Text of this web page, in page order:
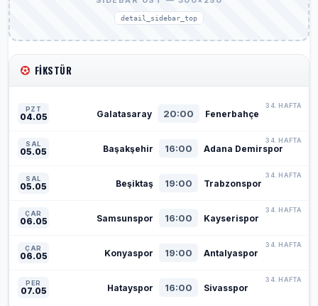
detail_sidebar_top
FIKSTÜR
PZT
04.05 Galatasaray 20:00 Fenerbahçe
34. HAFTA
SAL
05.05 Başakşehir 16:00 Adana Demirspor
34. HAFTA
SAL
05.05 Beşiktaş 19:00 Trabzonspor
34. HAFTA
ÇAR
06.05 Samsunspor 16:00 Kayserispor
34. HAFTA
ÇAR
06.05 Konyaspor 19:00 Antalyaspor
34. HAFTA
PER
07.05 Hatayspor 16:00 Sivasspor
34. HAFTA